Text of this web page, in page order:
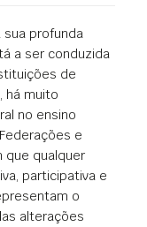
profunda
a ser conduzida
de
há muito
no ensino
e
que qualquer
participativa e
o
alterações